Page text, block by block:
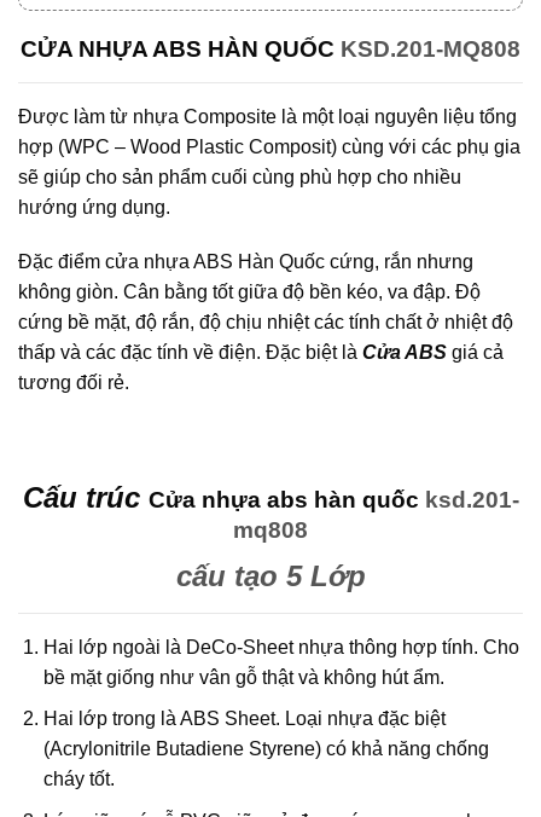
CỬA NHỰA ABS HÀN QUỐC KSD.201-MQ808
Được làm từ nhựa Composite là một loại nguyên liệu tổng
hợp (WPC – Wood Plastic Composit) cùng với các phụ gia
sẽ giúp cho sản phẩm cuối cùng phù hợp cho nhiều
hướng ứng dụng.
Đặc điểm cửa nhựa ABS Hàn Quốc cứng, rắn nhưng
không giòn. Cân bằng tốt giữa độ bền kéo, va đập. Độ
cứng bề mặt, độ rắn, độ chịu nhiệt các tính chất ở nhiệt độ
thấp và các đặc tính về điện. Đặc biệt là Cửa ABS giá cả
tương đối rẻ.
Cấu trúc Cửa nhựa abs hàn quốc ksd.201-
mq808
cấu tạo 5 Lớp
Hai lớp ngoài là DeCo-Sheet nhựa thông hợp tính. Cho
bề mặt giống như vân gỗ thật và không hút ẩm.
Hai lớp trong là ABS Sheet. Loại nhựa đặc biệt
(Acrylonitrile Butadiene Styrene) có khả năng chống
cháy tốt.